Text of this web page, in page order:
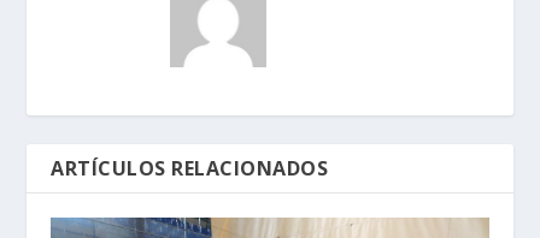
ARTÍCULOS RELACIONADOS